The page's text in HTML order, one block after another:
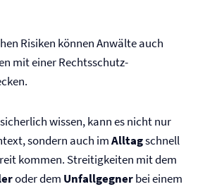
Risiken können Anwälte auch
mit einer Rechtsschutz­
wissen, kann es nicht nur
sondern auch imAlltagschnell
kommen. Streitigkeiten mit dem
oder dem Unfallgegnerbei einem